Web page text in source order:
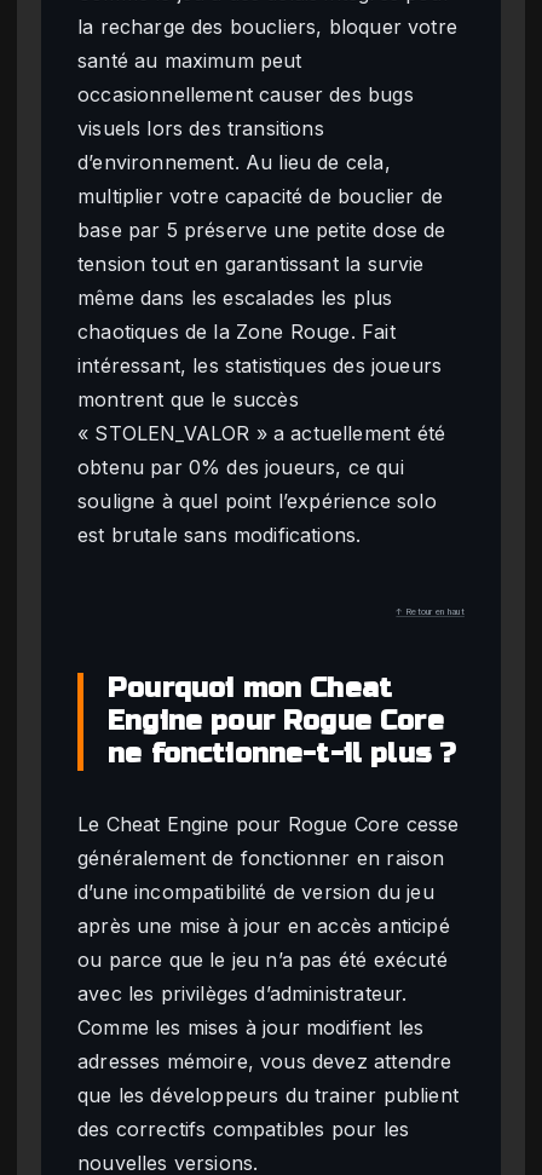
la recharge des boucliers, bloquer votre
santé au maximum peut
occasionnellement causer des bugs
visuels lors des transitions
d’environnement. Au lieu de cela,
multiplier votre capacité de bouclier de
base par 5 préserve une petite dose de
tension tout en garantissant la survie
même dans les escalades les plus
chaotiques de la Zone Rouge. Fait
intéressant, les statistiques des joueurs
montrent que le succès
« STOLEN_VALOR » a actuellement été
obtenu par 0% des joueurs, ce qui
souligne à quel point l’expérience solo
est brutale sans modifications.
↑ Retour en haut
Pourquoi mon Cheat
Engine pour Rogue Core
ne fonctionne-t-il plus ?
Le Cheat Engine pour Rogue Core cesse
généralement de fonctionner en raison
d’une incompatibilité de version du jeu
après une mise à jour en accès anticipé
ou parce que le jeu n’a pas été exécuté
avec les privilèges d’administrateur.
Comme les mises à jour modifient les
adresses mémoire, vous devez attendre
que les développeurs du trainer publient
des correctifs compatibles pour les
nouvelles versions.